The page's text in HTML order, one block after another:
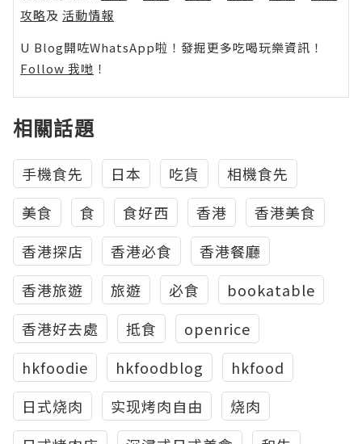
攻略及 活動情報
U Blog開咗WhatsApp啦！發掘更多吃喝玩樂資訊！
Follow 我哋 ！
相關話題
手機食先 日本 吃貨
相機食先
美食
食 食好西 香港
香港美食
香港探店
香港必食
香港餐廳
香港旅遊
旅遊 必食
bookatable
香港好去處
抵食
openrice
hkfoodie
hkfoodblog
hkfood
日式烧肉
实现烤肉自由
烧肉